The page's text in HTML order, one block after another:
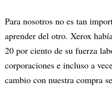
Para nosotros no es tan
aprender del otro. Xerox
20 por ciento de su fuerza
corporaciones e incluso a
cambio con nuestra compra